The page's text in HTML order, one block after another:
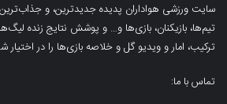
سایت ورزشی هواداران پدیده جدیدترین، و
تیم‌ها، بازیکنان، بازی‌ها و… و پوشش نتایج زنده
ترکیب، امار و ویدیو‌‌ گل‌ و خلاصه بازی‌ها را در اختیار
تماس با ما: